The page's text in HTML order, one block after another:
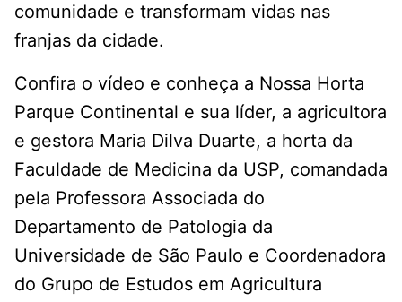
comunidade e transformam vidas nas
franjas da cidade.
Confira o vídeo e conheça a Nossa Horta
Parque Continental e sua líder, a agricultora
e gestora Maria Dilva Duarte, a horta da
Faculdade de Medicina da USP, comandada
pela Professora Associada do
Departamento de Patologia da
Universidade de São Paulo e Coordenadora
do Grupo de Estudos em Agricultura